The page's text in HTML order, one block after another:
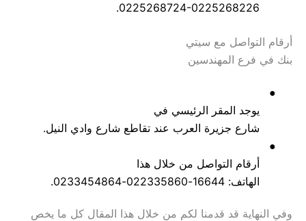
0225268724-0225268226.
أرقام التواصل مع سيتي
بنك في فرع المهندسين
يوجد المقر الرئيسي في
شارع جزيرة العرب عند تقاطع شارع وادي النيل.
أرقام التواصل من خلال هذا
الهاتف: 16644-022335860-0233454864.
وفي النهاية قد قدمنا لكم من خلال هذا المقال كل ما يخص